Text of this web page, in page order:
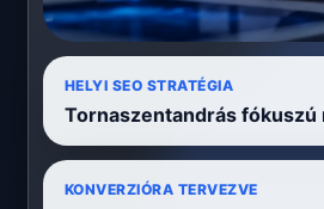
HELYI SEO STRATÉGIA
Tornaszentandrás fókuszú
KONVERZIÓRA TERVEZVE